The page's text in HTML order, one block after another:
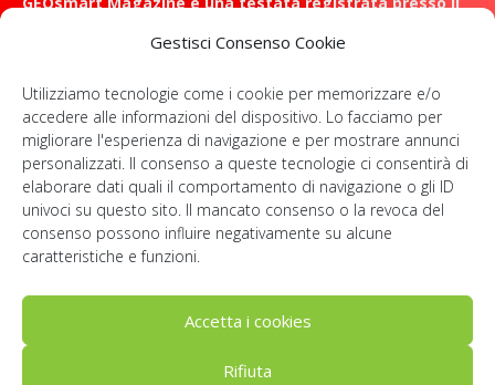
Gestisci Consenso Cookie
Utilizziamo tecnologie come i cookie per memorizzare e/o
accedere alle informazioni del dispositivo. Lo facciamo per
migliorare l'esperienza di navigazione e per mostrare annunci
personalizzati. Il consenso a queste tecnologie ci consentirà di
elaborare dati quali il comportamento di navigazione o gli ID
univoci su questo sito. Il mancato consenso o la revoca del
consenso possono influire negativamente su alcune
caratteristiche e funzioni.
Accetta i cookies
Rifiuta
ROMA: Via Casilina 98, 00182
Contattaci:info@geosmartmagazine.it
SOCIAL